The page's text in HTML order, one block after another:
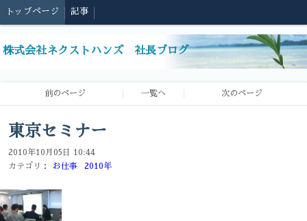
トップページ 記事
株式会社ネクストハンズ 社長ブログ
前のページ 一覧へ 次のページ
東京セミナー
2010年10月05日 10:44
カテゴリ：
お仕事 2010年